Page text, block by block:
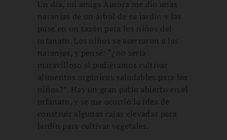
Un día, mi amiga Aurora me dio unas
naranjas de un árbol de su jardín y las
puse en un tazón para los niños del
orfanato. Los niños se acercaron a las
naranjas, y pensé: “¿no sería
maravilloso si pudiéramos cultivar
alimentos orgánicos saludables para los
niños?”. Hay un gran patio abierto en el
orfanato, y se me ocurrió la idea de
construir algunas cajas elevadas para
jardín para cultivar vegetales.